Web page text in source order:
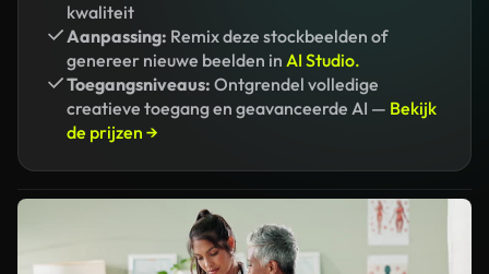
kwaliteit
Aanpassing: Remix deze stockbeelden of
genereer nieuwe beelden in AI Studio.
Toegangsniveaus: Ontgrendel volledige
creatieve toegang en geavanceerde AI — Bekijk
de prijzen →